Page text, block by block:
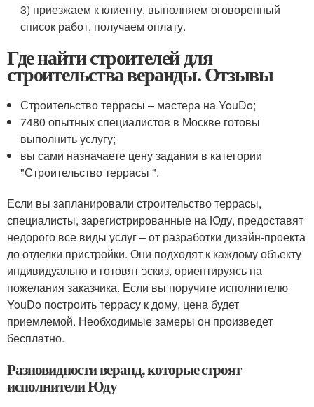
3) приезжаем к клиенту, выполняем оговоренный
список работ, получаем оплату.
Где найти строителей для
строительства веранды. Отзывы
Строительство террасы – мастера на YouDo;
7480 опытных специалистов в Москве готовы
выполнить услугу;
вы сами назначаете цену задания в категории
"Строительство террасы ".
Если вы запланировали строительство террасы,
специалисты, зарегистрированные на Юду, предоставят
недорого все виды услуг – от разработки дизайн-проекта
до отделки пристройки. Они подходят к каждому объекту
индивидуально и готовят эскиз, ориентируясь на
пожелания заказчика. Если вы поручите исполнителю
YouDo построить террасу к дому, цена будет
приемлемой. Необходимые замеры он произведет
бесплатно.
Разновидности веранд, которые строят
исполнители Юду